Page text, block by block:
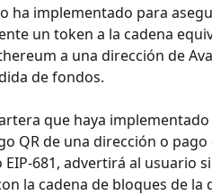
ha implementado para
un token a la cadena
a una dirección de
de fondos.
que haya
QR de una dirección o
681, advertirá al usuario
la cadena de bloques de la